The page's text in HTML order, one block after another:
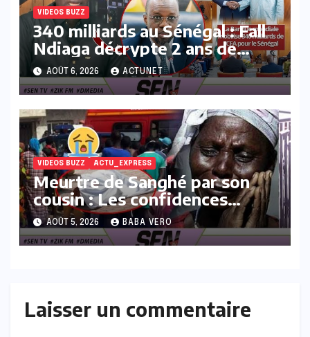
VIDEOS BUZZ
340 milliards au Sénégal : Fall
Ndiaga décrypte 2 ans de
blocage et le soulagement
général
AOÛT 6, 2026 ACTUNET
VIDEOS BUZZ ACTU_EXPRESS
Meurtre de Sanghé par son
cousin : Les confidences
poignantes et explosives du
père
AOÛT 5, 2026 BABA VERO
Laisser un commentaire